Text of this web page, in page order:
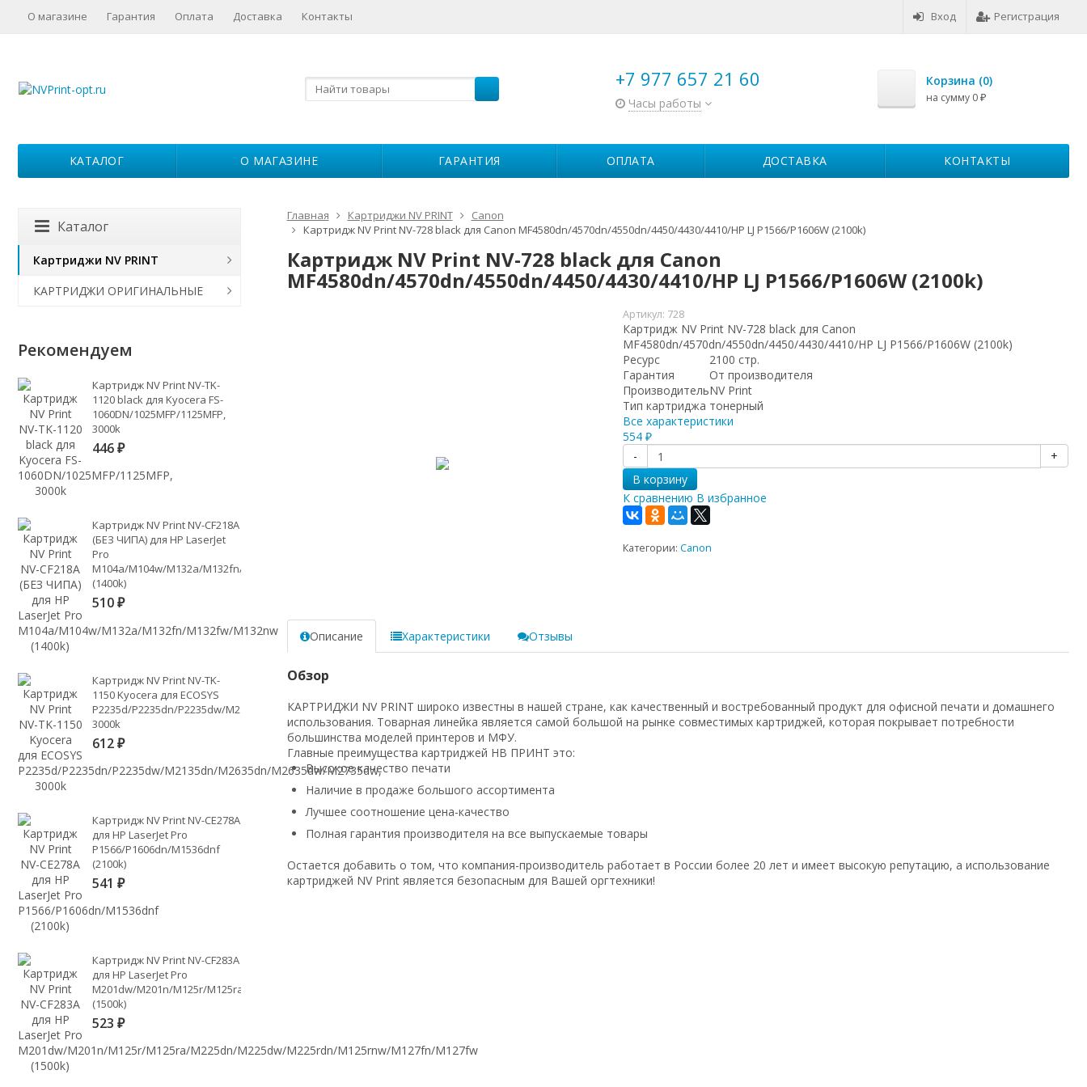
Вход Регистрация
О магазине Гарантия Оплата Доставка Контакты
+7 977 657 21 60
Часы работы
Корзина (0)
на сумму 0 ₽
КАТАЛОГ О МАГАЗИНЕ ГАРАНТИЯ ОПЛАТА ДОСТАВКА КОНТАКТЫ
Главная Картриджи NV PRINT
Canon
Картридж NV Print NV-728 black для Canon MF4580dn/4570dn/4550dn/4450/4430/4410/HP LJ Р1566/Р1606W (2100k)
Картридж NV Print NV-728 black для Canon
MF4580dn/4570dn/4550dn/4450/4430/4410/HP LJ Р1566/Р1606W (2100k)
Артикул: 728
Картридж NV Print NV-728 black для Canon
MF4580dn/4570dn/4550dn/4450/4430/4410/HP LJ Р1566/Р1606W (2100k)
Ресурс
2100 стр.
Гарантия
От производителя
ПроизводительNV Print
Тип картриджа тонерный
Все характеристики
554₽
-
+
В корзину
К сравнению В избранное
Категории:Canon
Описание Характеристики Отзывы
Обзор
КАРТРИДЖИ NV PRINT широко известны в нашей стране, как качественный и востребованный продукт для офисной печати и домашнего
использования. Товарная линейка является самой большой на рынке совместимых картриджей, которая покрывает потребности
большинства моделей принтеров и МФУ.
Главные преимущества картриджей НВ ПРИНТ это:
Высокое качество печати
Наличие в продаже большого ассортимента
Лучшее соотношение цена-качество
Полная гарантия производителя на все выпускаемые товары
Остается добавить о том, что компания-производитель работает в России более 20 лет и имеет высокую репутацию, а использование
картриджей NV Print является безопасным для Вашей оргтехники!
Каталог
Картриджи NV PRINT
КАРТРИДЖИ ОРИГИНАЛЬНЫЕ
Рекомендуем
Картридж NV Print NV-TK-
1120 black для Kyocera FS-
1060DN/1025MFP/1125MFP,
3000k
446 ₽
Картридж NV Print NV-CF218A
(БЕЗ ЧИПА) для HP LaserJet
Pro
M104a/M104w/M132a/M132fn/M132fw/M132nw
(1400k)
510 ₽
Картридж NV Print NV-TK-
1150 Kyocera для ECOSYS
P2235d/P2235dn/P2235dw/M2135dn/M2635dn/M2635dw/M2735dw,
3000k
612 ₽
Картридж NV Print NV-CE278A
для HP LaserJet Pro
P1566/P1606dn/M1536dnf
(2100k)
541 ₽
Картридж NV Print NV-CF283A
для HP LaserJet Pro
M201dw/M201n/M125r/M125ra/M225dn/M225dw/M225rdn/M125rnw/M127fn/M127fw
(1500k)
523 ₽